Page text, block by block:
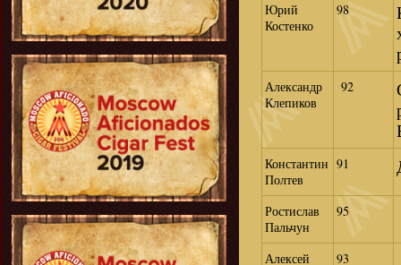
Юрий
Костенко
98
Александр
Клепиков
92
Константин
Полтев
91
Ростислав
Пальчун
95
Алексей
93